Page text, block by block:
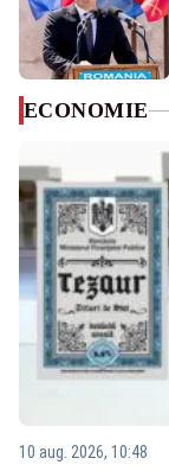
ECONOMIE
10 aug. 2026, 10:48